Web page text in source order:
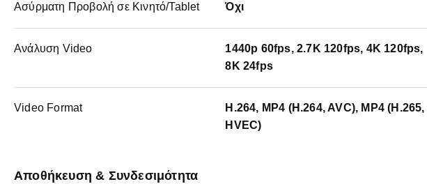
Ασύρματη Προβολή σε Κινητό/Tablet Όχι
Ανάλυση Video
1440p 60fps, 2.7K 120fps, 4K 120fps,
8K 24fps
Video Format
H.264, MP4 (H.264, AVC), MP4 (H.265,
HVEC)
Αποθήκευση & Συνδεσιμότητα